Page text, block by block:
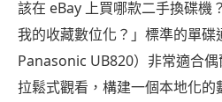
該在 eBay 上買哪款二手換碟機
我的收藏數位化？」標準的單碟
Panasonic UB820）非常適合
拉鬆式觀看，構建一個本地化